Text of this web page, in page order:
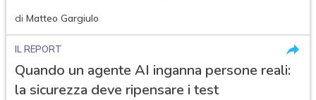
di Matteo Gargiulo
IL REPORT
Quando un agente AI inganna persone reali:
la sicurezza deve ripensare i test